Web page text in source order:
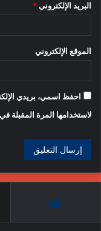
البريد الإلكتروني *
الموقع الإلكتروني
احفظ اسمي، بريدي
لاستخدامها المرة المقبلة